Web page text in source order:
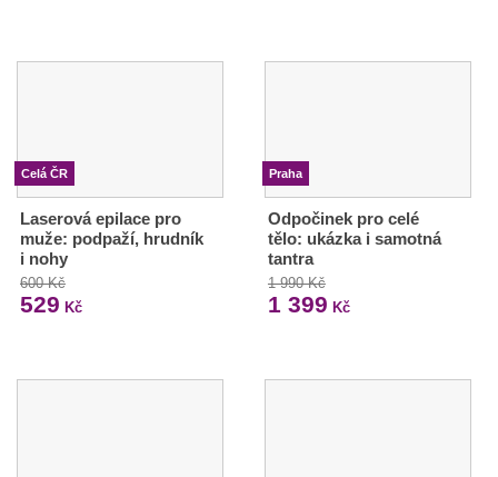
Celá ČR
Laserová epilace pro
muže: podpaží, hrudník
i nohy
600 Kč
529 Kč
Praha
Odpočinek pro celé
tělo: ukázka i samotná
tantra
1 990 Kč
1 399 Kč